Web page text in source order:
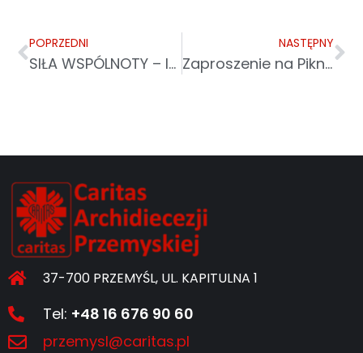
POPRZEDNI
SIŁA WSPÓLNOTY – INTEGRACYJNY PIKNIK PRZY DPS W PRZEMYŚLU
NASTĘPNY
Zaproszenie na Piknik Rodzinny z okazji Światowego Dnia Uchodźcy
37-700 PRZEMYŚL, UL. KAPITULNA 1
Tel: +48 16 676 90 60
przemysl@caritas.pl